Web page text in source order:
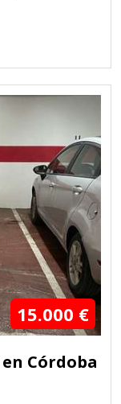
15.000 €
Córdoba